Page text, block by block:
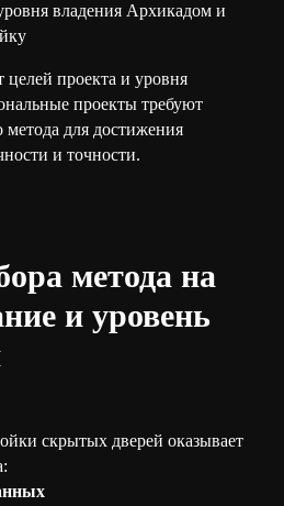
владения Архикадом и
целей проекта и уровня
проекты требуют
метода для достижения
и точности.
метода на
и уровень
скрытых дверей оказывает